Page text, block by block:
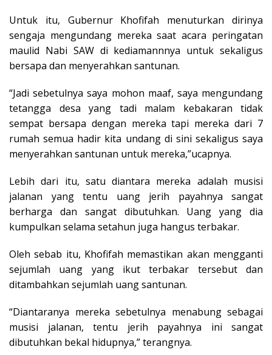
Untuk itu, Gubernur Khofifah menuturkan dirinya
sengaja mengundang mereka saat acara peringatan
maulid Nabi SAW di kediamannnya untuk sekaligus
bersapa dan menyerahkan santunan.
“Jadi sebetulnya saya mohon maaf, saya mengundang
tetangga desa yang tadi malam kebakaran tidak
sempat bersapa dengan mereka tapi mereka dari 7
rumah semua hadir kita undang di sini sekaligus saya
menyerahkan santunan untuk mereka,”ucapnya.
Lebih dari itu, satu diantara mereka adalah musisi
jalanan yang tentu uang jerih payahnya sangat
berharga dan sangat dibutuhkan. Uang yang dia
kumpulkan selama setahun juga hangus terbakar.
Oleh sebab itu, Khofifah memastikan akan mengganti
sejumlah uang yang ikut terbakar tersebut dan
ditambahkan sejumlah uang santunan.
“Diantaranya mereka sebetulnya menabung sebagai
musisi jalanan, tentu jerih payahnya ini sangat
dibutuhkan bekal hidupnya,” terangnya.